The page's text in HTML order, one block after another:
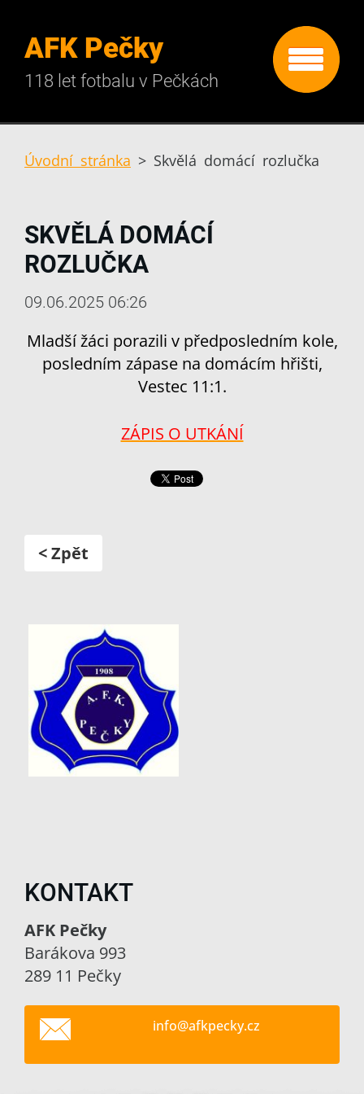
AFK Pečky
118 let fotbalu v Pečkách
Úvodní stránka > Skvělá domácí rozlučka
SKVĚLÁ DOMÁCÍ
ROZLUČKA
09.06.2025 06:26
Mladší žáci porazili v předposledním kole,
posledním zápase na domácím hřišti,
Vestec 11:1.
ZÁPIS O UTKÁNÍ
< Zpět
KONTAKT
AFK Pečky
Barákova 993
289 11 Pečky
info@afkpecky.cz